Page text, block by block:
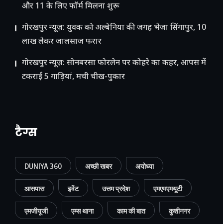
और 11 के लिए फॉर्म मिलना शुरू
गोरखपुर न्यूज़: युवक को अल्बेनिया की जगह भेजा सिंगापुर, 10
लाख लेकर जालसाज फरार
गोरखपुर न्यूज़: सोनबरसा फोरलेन पर कोहरे का कहर, आपस में
टकराईं 5 गाड़ियां, मची चीख-पुकार
टैग्स
DUNIYA 360 अच्छी खबर अयोध्या
आसपास इवेंट उत्तम प्रदेश एमएमएमयूटी
एमजीयूजी एम्स थाना काम की बात कुशीनगर